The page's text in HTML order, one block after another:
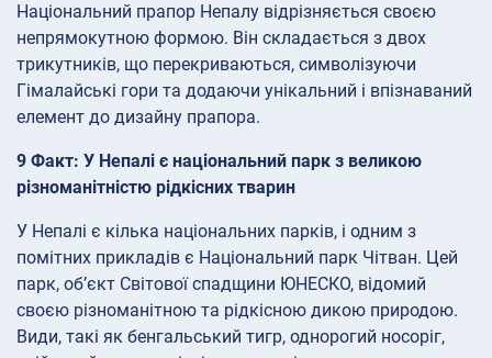
Національний прапор Непалу відрізняється своєю
непрямокутною формою. Він складається з двох
трикутників, що перекриваються, символізуючи
Гімалайські гори та додаючи унікальний і впізнаваний
елемент до дизайну прапора.
9 Факт: У Непалі є національний парк з великою
різноманітністю рідкісних тварин
У Непалі є кілька національних парків, і одним з
помітних прикладів є Національний парк Чітван. Цей
парк, об’єкт Світової спадщини ЮНЕСКО, відомий
своєю різноманітною та рідкісною дикою природою.
Види, такі як бенгальський тигр, однорогий носоріг,